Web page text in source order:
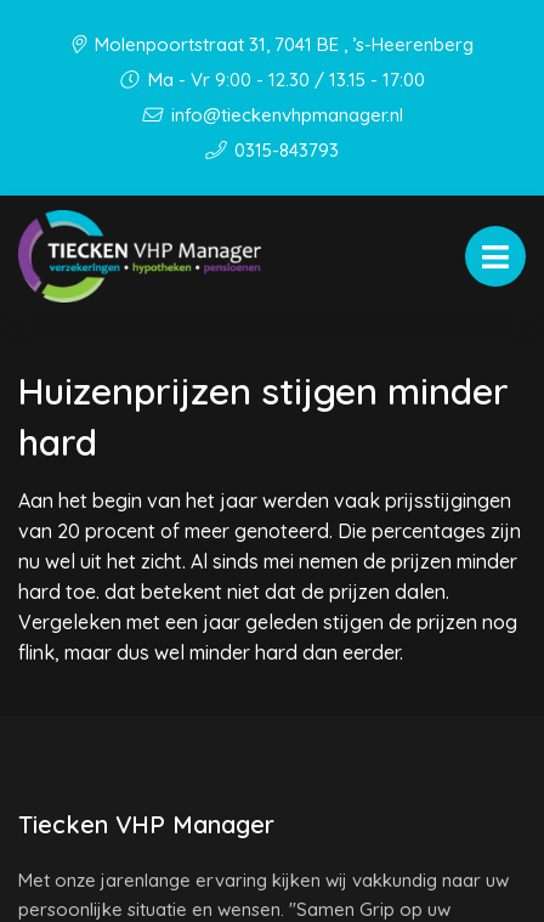
Molenpoortstraat 31, 7041 BE , ’s-Heerenberg
Ma - Vr 9:00 - 12.30 / 13.15 - 17:00
info@tieckenvhpmanager.nl
0315-843793
Huizenprijzen stijgen minder
hard
Aan het begin van het jaar werden vaak prijsstijgingen
van 20 procent of meer genoteerd. Die percentages zijn
nu wel uit het zicht. Al sinds mei nemen de prijzen minder
hard toe. dat betekent niet dat de prijzen dalen.
Vergeleken met een jaar geleden stijgen de prijzen nog
flink, maar dus wel minder hard dan eerder.
Tiecken VHP Manager
Met onze jarenlange ervaring kijken wij vakkundig naar uw
persoonlijke situatie en wensen. "Samen Grip op uw